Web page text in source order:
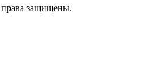
защищены.